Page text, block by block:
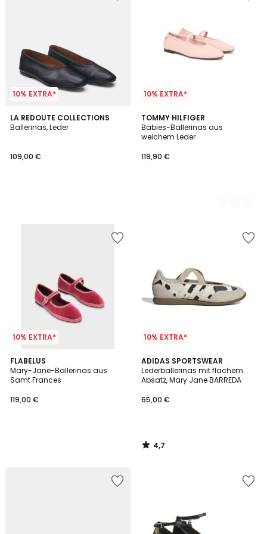
10% EXTRA*
LA REDOUTE COLLECTIONS
Ballerinas, Leder
109,00 €
10% EXTRA*
TOMMY HILFIGER
Babies-Ballerinas aus
weichem Leder
119,90 €
2
Farben
10% EXTRA*
FLABELUS
Mary-Jane-Ballerinas aus
Samt Frances
119,00 €
10% EXTRA*
ADIDAS SPORTSWEAR
Lederballerinas mit flachem
Absatz, Mary Jane BARREDA
65,00 €
4,7
/ 5
4,7
/